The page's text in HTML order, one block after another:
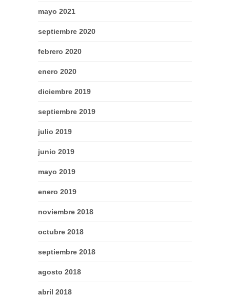
mayo 2021
septiembre 2020
febrero 2020
enero 2020
diciembre 2019
septiembre 2019
julio 2019
junio 2019
mayo 2019
enero 2019
noviembre 2018
octubre 2018
septiembre 2018
agosto 2018
abril 2018